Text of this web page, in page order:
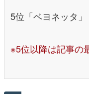
5位「ベヨネッタ
※5位以降は記事の